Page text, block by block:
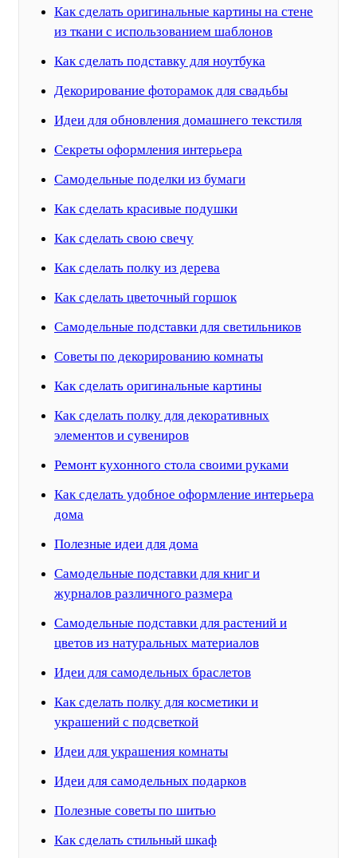
Как сделать оригинальные картины на стене
из ткани с использованием шаблонов
Как сделать подставку для ноутбука
Декорирование фоторамок для свадьбы
Идеи для обновления домашнего текстиля
Секреты оформления интерьера
Самодельные поделки из бумаги
Как сделать красивые подушки
Как сделать свою свечу
Как сделать полку из дерева
Как сделать цветочный горшок
Самодельные подставки для светильников
Советы по декорированию комнаты
Как сделать оригинальные картины
Как сделать полку для декоративных
элементов и сувениров
Ремонт кухонного стола своими руками
Как сделать удобное оформление интерьера
дома
Полезные идеи для дома
Самодельные подставки для книг и
журналов различного размера
Самодельные подставки для растений и
цветов из натуральных материалов
Идеи для самодельных браслетов
Как сделать полку для косметики и
украшений с подсветкой
Идеи для украшения комнаты
Идеи для самодельных подарков
Полезные советы по шитью
Как сделать стильный шкаф